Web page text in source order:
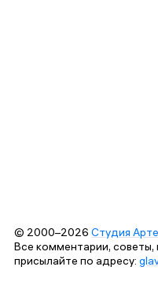
© 2000–2026 Студия
Все комментарии,
присылайте по адресу: